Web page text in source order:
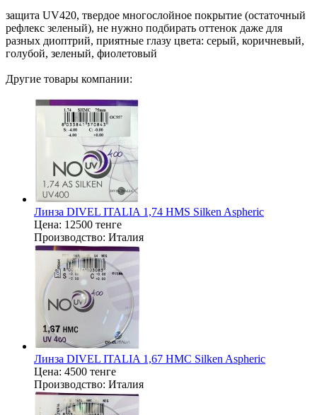
защита UV420, твердое многослойное покрытие (остаточный
рефлекс зеленый), не нужно подбирать оттенок даже для
разных диоптрий, приятные глазу цвета: серый, коричневый,
голубой, зеленый, фиолетовый
Другие товары компании:
Линза DIVEL ITALIA 1,74 HMS Silken Aspheric
Цена: 12500 тенге
Производство: Италия
Линза DIVEL ITALIA 1,67 HMC Silken Aspheric
Цена: 4500 тенге
Производство: Италия